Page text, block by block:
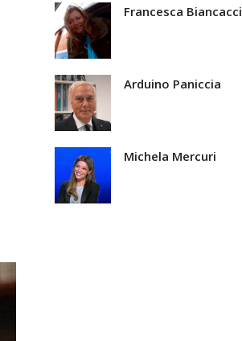
Francesca Biancacci
Arduino Paniccia
Michela Mercuri